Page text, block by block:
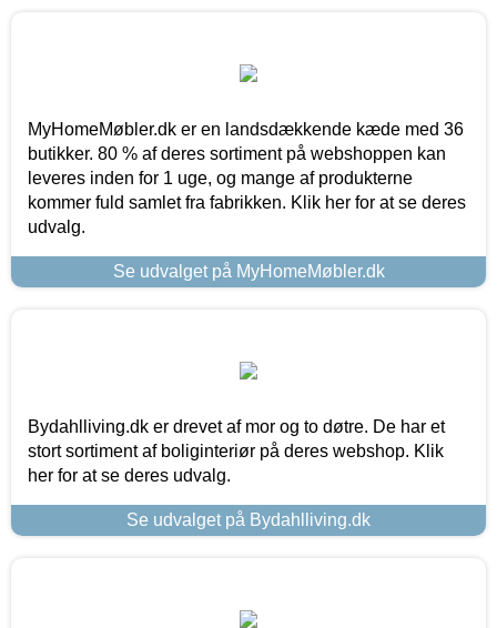
MyHomeMøbler.dk er en landsdækkende kæde med 36
butikker. 80 % af deres sortiment på webshoppen kan
leveres inden for 1 uge, og mange af produkterne
kommer fuld samlet fra fabrikken. Klik her for at se deres
udvalg.
Se udvalget på MyHomeMøbler.dk
Bydahlliving.dk er drevet af mor og to døtre. De har et
stort sortiment af boliginteriør på deres webshop. Klik
her for at se deres udvalg.
Se udvalget på Bydahlliving.dk